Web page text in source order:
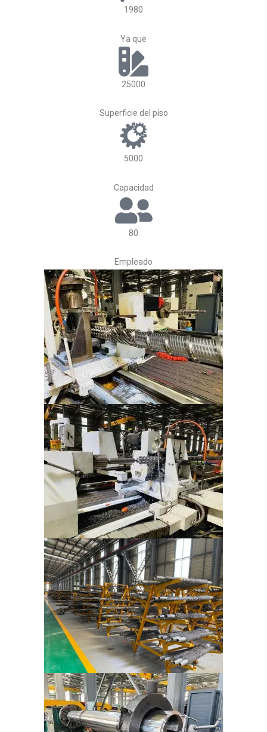
1980
Ya que
25000
Superficie del piso
5000
Capacidad
80
Empleado